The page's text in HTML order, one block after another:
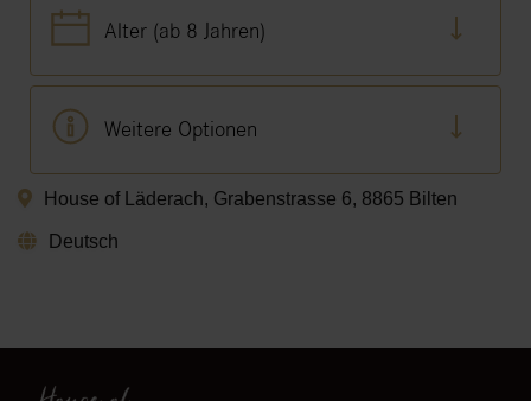
Alter (ab 8 Jahren)
Weitere Optionen
House of Läderach, Grabenstrasse 6, 8865 Bilten
Deutsch